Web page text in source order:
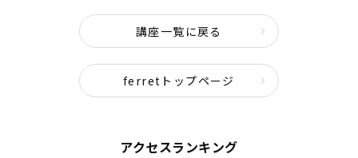
講座一覧に戻る
ferretトップページ
アクセスランキング